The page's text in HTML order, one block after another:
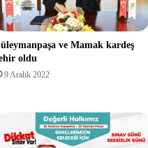
ve Mamak kardeş
oldu
9 Aralık 2022